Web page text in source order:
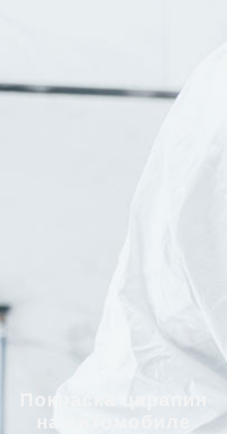
Покраска царапин
на автомобиле